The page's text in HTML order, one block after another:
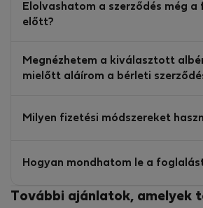
Elolvashatom a szerződés még a
előtt?
Megnézhetem a kiválasztott
mielőtt aláírom a bérleti
Milyen fizetési módszereket
Hogyan mondhatom le a
További ajánlatok, amelyek